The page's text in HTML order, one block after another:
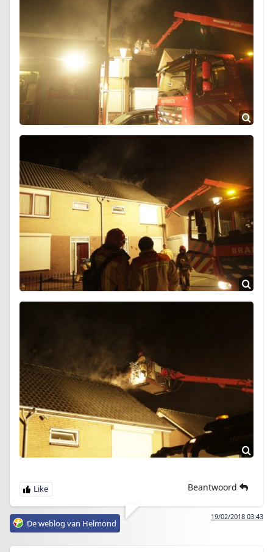
Beantwoord
19/02/2018 03:43
De weblog van Helmond